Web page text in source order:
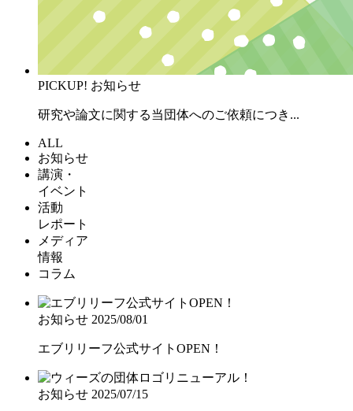
PICKUP! お知らせ
研究や論文に関する当団体へのご依頼につき...
ALL
お知らせ
講演・
イベント
活動
レポート
メディア
情報
コラム
お知らせ 2025/08/01
エブリリーフ公式サイトOPEN！
お知らせ 2025/07/15